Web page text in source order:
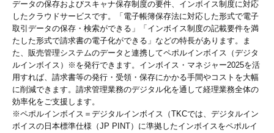
データの保存およびスキャナ保存制度の要件、インボイス制度に対応
したクラウドサービスです。「電子帳簿保存法に対応した形式で電子
取引データの保存・検索ができる」「インボイス制度の記載要件を満
たした形式で請求書の電子化ができる」などの特長があります。ま
た、販売管理システムのデータと連携してペポルインボイス（デジタ
ルインボイス）※を発行できます。インボイス・マネジャー2025を活
用すれば、請求書等の発行・受領・保存にかかる手間やコストを大幅
に削減できます。請求管理業務のデジタル化を通して経理業務全体の
効率化をご支援します。
※ペポルインボイス＝デジタルインボイス（TKCでは、デジタルイン
ボイスの日本標準仕様（JP PINT）に準拠したインボイスをペポルイ